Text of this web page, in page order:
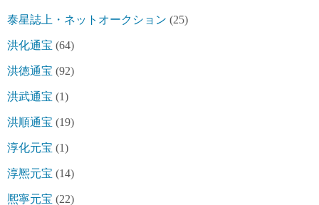
泰星誌上・ネットオークション (25)
洪化通宝 (64)
洪徳通宝 (92)
洪武通宝 (1)
洪順通宝 (19)
淳化元宝 (1)
淳熈元宝 (14)
熈寧元宝 (22)